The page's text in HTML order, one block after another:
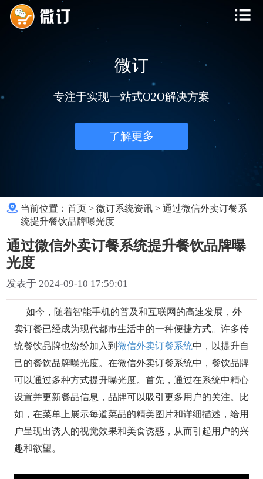
微订
专注于实现一站式O2O解决方案
了解更多
当前位置：首页 >微订系统资讯 >通过微信外卖订餐系
统提升餐饮品牌曝光度
通过微信外卖订餐系统提升餐饮品牌曝
光度
发表于 2024-09-10 17:59:01
如今，随着智能手机的普及和互联网的高速发展，外
卖订餐已经成为现代都市生活中的一种便捷方式。许多传
统餐饮品牌也纷纷加入到 微信外卖订餐系统中，以提升自
己的餐饮品牌曝光度。在微信外卖订餐系统中，餐饮品牌
可以通过多种方式提升曝光度。首先，通过在系统中精心
设置并更新餐品信息，品牌可以吸引更多用户的关注。比
如，在菜单上展示每道菜品的精美图片和详细描述，给用
户呈现出诱人的视觉效果和美食诱惑，从而引起用户的兴
趣和欲望。